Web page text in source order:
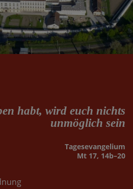
habt, wird euch nichts
unmöglich sein
Tages­evangelium
Mt 17, 14b–20